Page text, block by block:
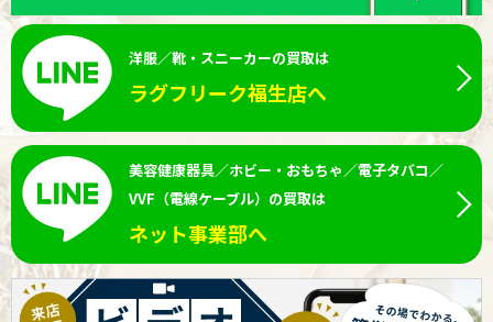
洋服／靴・スニーカーの買取は
ラグフリーク福生店へ
美容健康器具／ホビー・おもちゃ／電子タバコ／
VVF（電線ケーブル）の買取は
ネット事業部へ